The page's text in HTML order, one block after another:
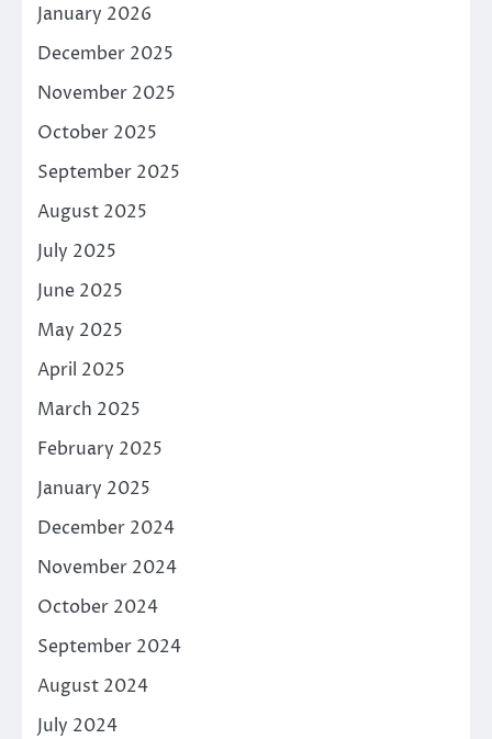
January 2026
December 2025
November 2025
October 2025
September 2025
August 2025
July 2025
June 2025
May 2025
April 2025
March 2025
February 2025
January 2025
December 2024
November 2024
October 2024
September 2024
August 2024
July 2024